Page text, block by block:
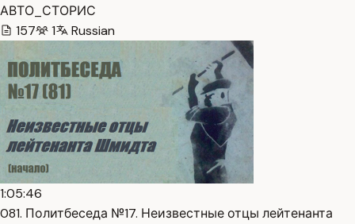
АВТО_СТОРИС
157
1 Russian
1:05:46
081. Политбеседа №17. Неизвестные отцы лейтенанта